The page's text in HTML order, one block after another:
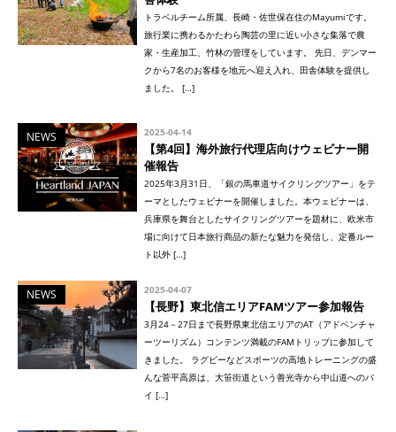
トラベルチーム所属、長崎・佐世保在住のMayumiです。
旅行業に携わるかたわら陶芸の里に近い小さな集落で農
家・生産加工、竹林の管理をしています。 先日、デンマー
クから7名のお客様を地元へ迎え入れ、田舎体験を提供し
ました。 […]
NEWS 2025-04-14
【第4回】海外旅行代理店向けウェビナー開
催報告
2025年3月31日、「銀の馬車道サイクリングツアー」をテ
ーマとしたウェビナーを開催しました。本ウェビナーは、
兵庫県を舞台としたサイクリングツアーを題材に、欧米市
場に向けて日本旅行商品の新たな魅力を発信し、定番ルー
ト以外 […]
NEWS 2025-04-07
【長野】東北信エリアFAMツアー参加報告
3月24－27日まで長野県東北信エリアのAT（アドベンチャ
ーツーリズム）コンテンツ満載のFAMトリップに参加して
きました。 ラグビーなどスポーツの高地トレーニングの盛
んな菅平高原は、大笹街道という善光寺から中山道へのバ
イ […]